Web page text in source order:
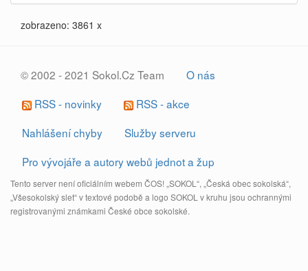
zobrazeno: 3861 x
© 2002 - 2021 Sokol.Cz Team
O nás
RSS - novinky
RSS - akce
Nahlášení chyby
Služby serveru
Pro vývojáře a autory webů jednot a žup
Tento server není oficiálním webem ČOS! „SOKOL“, „Česká obec sokolská“,
„Všesokolský slet“ v textové podobě a logo SOKOL v kruhu jsou ochrannými
registrovanými známkami České obce sokolské.